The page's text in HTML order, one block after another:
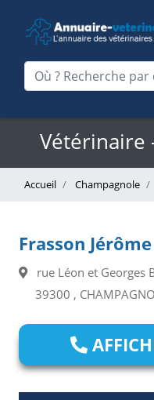
Vétérinaire
Accueil Champagnole
Frasson Jérôme
rue Léon et Georges
39300 ,